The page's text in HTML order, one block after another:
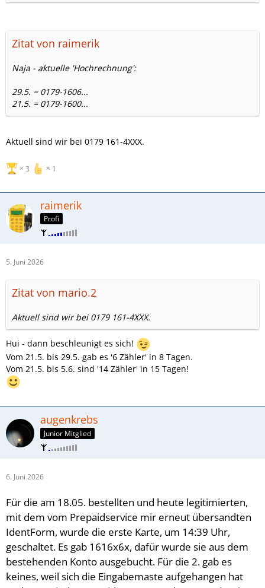
Zitat von raimerik
Naja - aktuelle 'Hochrechnung':
29.5. = 0179-1606...
21.5. = 0179-1600...
Aktuell sind wir bei 0179 161-4XXX.
3 1
raimerik
Profi
5. Juni 2026
Zitat von mario.2
Aktuell sind wir bei 0179 161-4XXX.
Hui - dann beschleunigt es sich!
Vom 21.5. bis 29.5. gab es '6 Zähler' in 8 Tagen.
Vom 21.5. bis 5.6. sind '14 Zähler' in 15 Tagen!
augenkrebs
Junior Mitglied
6. Juni 2026
Für die am 18.05. bestellten und heute legitimierten,
mit dem vom Prepaidservice mir erneut übersandten
IdentForm, wurde die erste Karte, um 14:39 Uhr,
geschaltet. Es gab 1616x6x, dafür wurde sie aus dem
bestehenden Konto ausgebucht. Für die 2. gab es
keines, weil sich die Eingabemaste aufgehangen hat